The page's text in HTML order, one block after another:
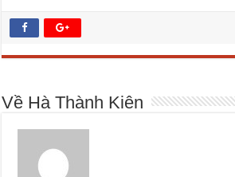
Về Hà Thành Kiên